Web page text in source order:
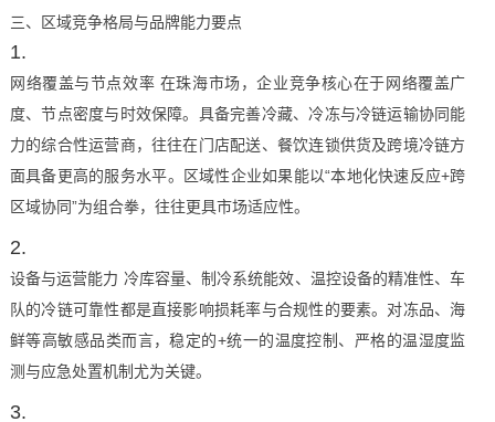
三、区域竞争格局与品牌能力要点
网络覆盖与节点效率 在珠海市场，企业竞争核心在于网络覆盖广
度、节点密度与时效保障。具备完善冷藏、冷冻与冷链运输协同能
力的综合性运营商，往往在门店配送、餐饮连锁供货及跨境冷链方
面具备更高的服务水平。区域性企业如果能以“本地化快速反应+跨
区域协同”为组合拳，往往更具市场适应性。
设备与运营能力 冷库容量、制冷系统能效、温控设备的精准性、车
队的冷链可靠性都是直接影响损耗率与合规性的要素。对冻品、海
鲜等高敏感品类而言，稳定的+统一的温度控制、严格的温湿度监
测与应急处置机制尤为关键。